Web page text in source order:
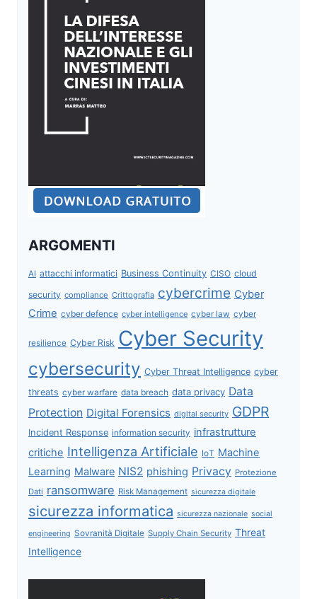
ARGOMENTI
AI attacchi informatici Business Continuity CISO cloud
security compliance Crittografia cybercrime Cyber
Crime cyber defence cyber intelligence cyber law cyber
resilience Cyber Risk Cyber Security
cybersecurity Cyber Threat Intelligence cyber
threats cyber warfare data breach data privacy Data
Protection Digital Forensics digital security GDPR
Incident Response information security infrastrutture
critiche Intelligenza Artificiale IoT Machine
Learning Malware NIS2 phishing Privacy Protezione
Dati ransomware Risk Management sicurezza digitale
sicurezza informatica sicurezza nazionale social
engineering Sovranità Digitale Supply Chain Security Threat
Intelligence